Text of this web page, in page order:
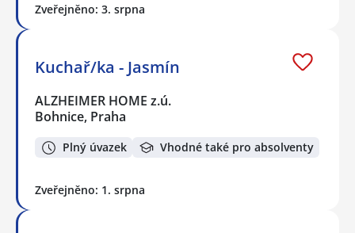
Zveřejněno: 3. srpna
Kuchař/ka - Jasmín
ALZHEIMER HOME z.ú.
Bohnice, Praha
Plný úvazek Vhodné také pro absolventy
Zveřejněno: 1. srpna